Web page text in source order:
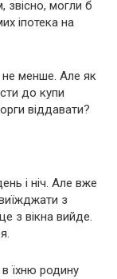
звісно, могли б
іпотека на
не менше. Але як
до купи
віддавати?
і ніч. Але вже
з
з вікна вийде.
їхню родину